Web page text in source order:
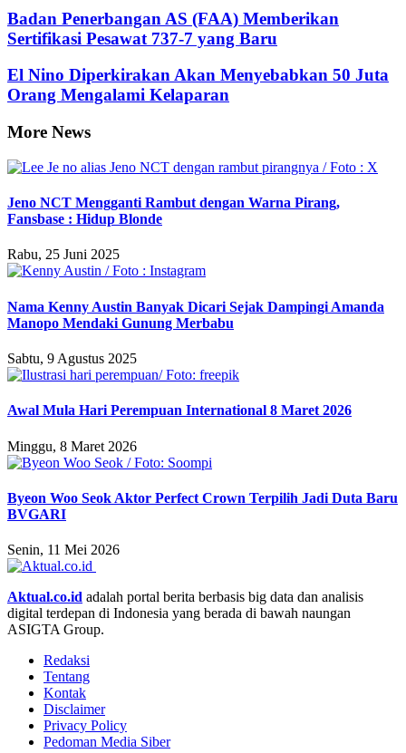
Badan Penerbangan AS (FAA) Memberikan
Sertifikasi Pesawat 737-7 yang Baru
El Nino Diperkirakan Akan Menyebabkan 50 Juta
Orang Mengalami Kelaparan
More News
Jeno NCT Mengganti Rambut dengan Warna Pirang,
Fansbase : Hidup Blonde
Rabu, 25 Juni 2025
Nama Kenny Austin Banyak Dicari Sejak Dampingi Amanda
Manopo Mendaki Gunung Merbabu
Sabtu, 9 Agustus 2025
Awal Mula Hari Perempuan International 8 Maret 2026
Minggu, 8 Maret 2026
Byeon Woo Seok Aktor Perfect Crown Terpilih Jadi Duta Baru
BVGARI
Senin, 11 Mei 2026
Aktual.co.id adalah portal berita berbasis big data dan analisis
digital terdepan di Indonesia yang berada di bawah naungan
ASIGTA Group.
Redaksi
Tentang
Kontak
Disclaimer
Privacy Policy
Pedoman Media Siber